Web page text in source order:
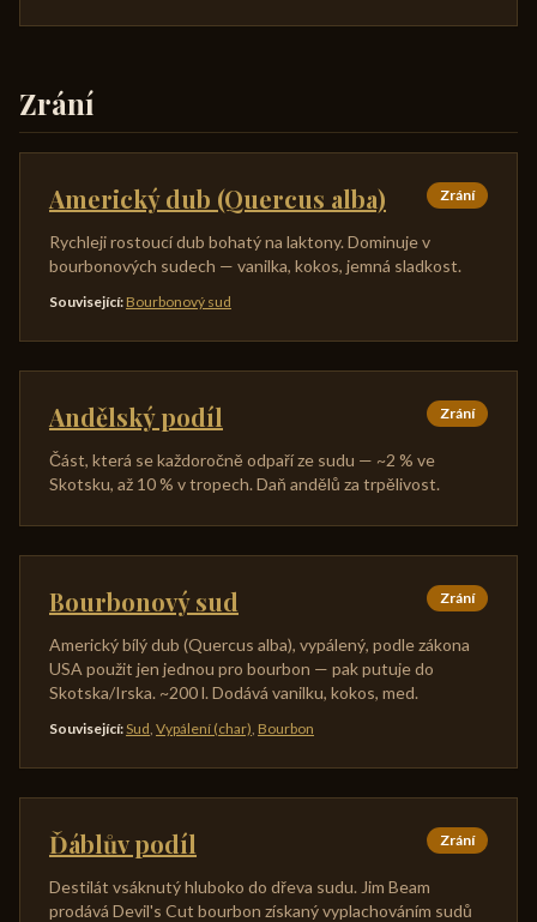
Zrání
Americký dub (Quercus alba) Zrání
Rychleji rostoucí dub bohatý na laktony. Dominuje v
bourbonových sudech — vanilka, kokos, jemná sladkost.
Související: Bourbonový sud
Andělský podíl Zrání
Část, která se každoročně odpaří ze sudu — ~2 % ve
Skotsku, až 10 % v tropech. Daň andělů za trpělivost.
Bourbonový sud Zrání
Americký bílý dub (Quercus alba), vypálený, podle zákona
USA použit jen jednou pro bourbon — pak putuje do
Skotska/Irska. ~200 l. Dodává vanilku, kokos, med.
Související:Sud, Vypálení (char), Bourbon
Ďáblův podíl Zrání
Destilát vsáknutý hluboko do dřeva sudu. Jim Beam
prodává Devil's Cut bourbon získaný vyplachováním sudů